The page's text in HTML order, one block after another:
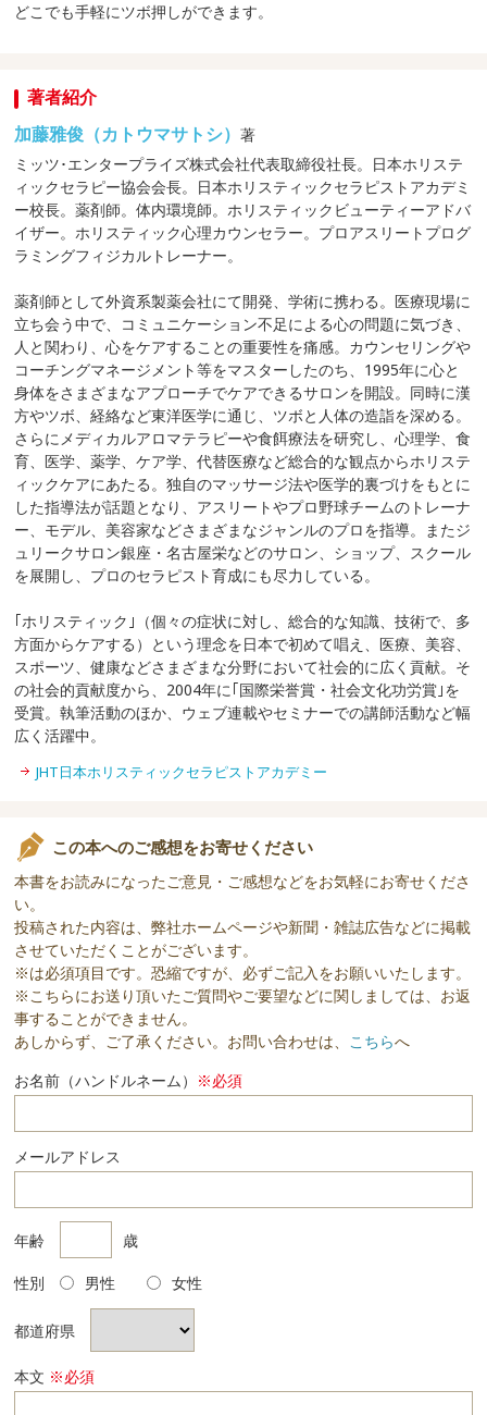
どこでも手軽にツボ押しができます。
著者紹介
加藤雅俊（カトウマサトシ）著
ミッツ･エンタープライズ株式会社代表取締役社長。日本ホリステ
ィックセラピー協会会長。日本ホリスティックセラピストアカデミ
ー校長。薬剤師。体内環境師。ホリスティックビューティーアドバ
イザー。ホリスティック心理カウンセラー。プロアスリートプログ
ラミングフィジカルトレーナー。
薬剤師として外資系製薬会社にて開発、学術に携わる。医療現場に
立ち会う中で、コミュニケーション不足による心の問題に気づき、
人と関わり、心をケアすることの重要性を痛感。カウンセリングや
コーチングマネージメント等をマスターしたのち、1995年に心と
身体をさまざまなアプローチでケアできるサロンを開設。同時に漢
方やツボ、経絡など東洋医学に通じ、ツボと人体の造詣を深める。
さらにメディカルアロマテラピーや食餌療法を研究し、心理学、食
育、医学、薬学、ケア学、代替医療など総合的な観点からホリステ
ィックケアにあたる。独自のマッサージ法や医学的裏づけをもとに
した指導法が話題となり、アスリートやプロ野球チームのトレーナ
ー、モデル、美容家などさまざまなジャンルのプロを指導。またジ
ュリークサロン銀座・名古屋栄などのサロン、ショップ、スクール
を展開し、プロのセラピスト育成にも尽力している。
｢ホリスティック｣（個々の症状に対し、総合的な知識、技術で、多
方面からケアする）という理念を日本で初めて唱え、医療、美容、
スポーツ、健康などさまざまな分野において社会的に広く貢献。そ
の社会的貢献度から、2004年に｢国際栄誉賞・社会文化功労賞｣を
受賞。執筆活動のほか、ウェブ連載やセミナーでの講師活動など幅
広く活躍中。
JHT日本ホリスティックセラピストアカデミー
この本へのご感想をお寄せください
本書をお読みになったご意見・ご感想などをお気軽にお寄せくださ
い。
投稿された内容は、弊社ホームページや新聞・雑誌広告などに掲載
させていただくことがございます。
※は必須項目です。恐縮ですが、必ずご記入をお願いいたします。
※こちらにお送り頂いたご質問やご要望などに関しましては、お返
事することができません。
あしからず、ご了承ください。お問い合わせは、 こちらへ
お名前（ハンドルネーム） ※必須
メールアドレス
年齢 歳
性別 男性 女性
都道府県
本文 ※必須